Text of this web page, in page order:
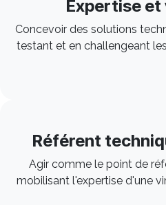
Expertise
Concevoir des solutions
testant et en challengeant
Référent
Agir comme le point de
mobilisant l'expertise d'une